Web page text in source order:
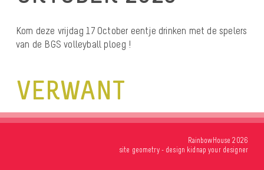
Kom deze vrijdag 17 October eentje drinken met de spelers
van de BGS volleyball ploeg !
VERWANT
RainbowHouse 2026
site geometry- design kidnap your designer